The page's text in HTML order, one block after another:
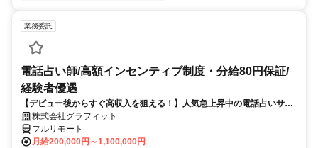
業務委託
電話占い師/高額インセンティブ制度・分給80円保証/
経験者優遇
【デビュー後からすぐ高収入を狙える！】人気急上昇中の電話占いサイ
トで占いのお仕事
株式会社グラフィット
フルリモート
月給200,000円～1,100,000円